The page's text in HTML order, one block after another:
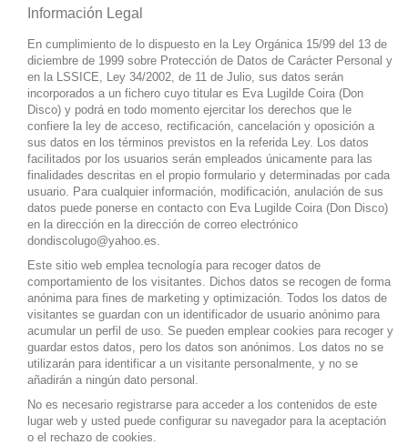
Información Legal
En cumplimiento de lo dispuesto en la Ley Orgánica 15/99 del 13 de
diciembre de 1999 sobre Protección de Datos de Carácter Personal y
en la LSSICE, Ley 34/2002, de 11 de Julio, sus datos serán
incorporados a un fichero cuyo titular es Eva Lugilde Coira (Don
Disco) y podrá en todo momento ejercitar los derechos que le
confiere la ley de acceso, rectificación, cancelación y oposición a
sus datos en los términos previstos en la referida Ley. Los datos
facilitados por los usuarios serán empleados únicamente para las
finalidades descritas en el propio formulario y determinadas por cada
usuario. Para cualquier información, modificación, anulación de sus
datos puede ponerse en contacto con Eva Lugilde Coira (Don Disco)
en la dirección en la dirección de correo electrónico
dondiscolugo@yahoo.es.
Este sitio web emplea tecnología para recoger datos de
comportamiento de los visitantes. Dichos datos se recogen de forma
anónima para fines de marketing y optimización. Todos los datos de
visitantes se guardan con un identificador de usuario anónimo para
acumular un perfil de uso. Se pueden emplear cookies para recoger y
guardar estos datos, pero los datos son anónimos. Los datos no se
utilizarán para identificar a un visitante personalmente, y no se
añadirán a ningún dato personal.
No es necesario registrarse para acceder a los contenidos de este
lugar web y usted puede configurar su navegador para la aceptación
o el rechazo de cookies.